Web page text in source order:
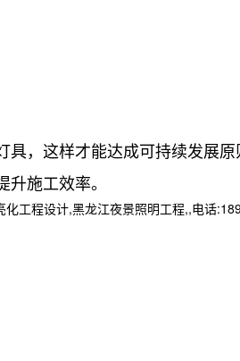
，这样才能达成可持续发展原
施工效率。
工程设计,黑龙江夜景照明工程,,电话